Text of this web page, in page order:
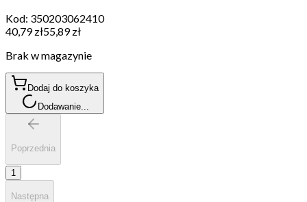
Kod: 350203062410
40,79 zł55,89 zł
Brak w magazynie
Dodaj do koszyka
Dodawanie...
Poprzednia
1
Następna